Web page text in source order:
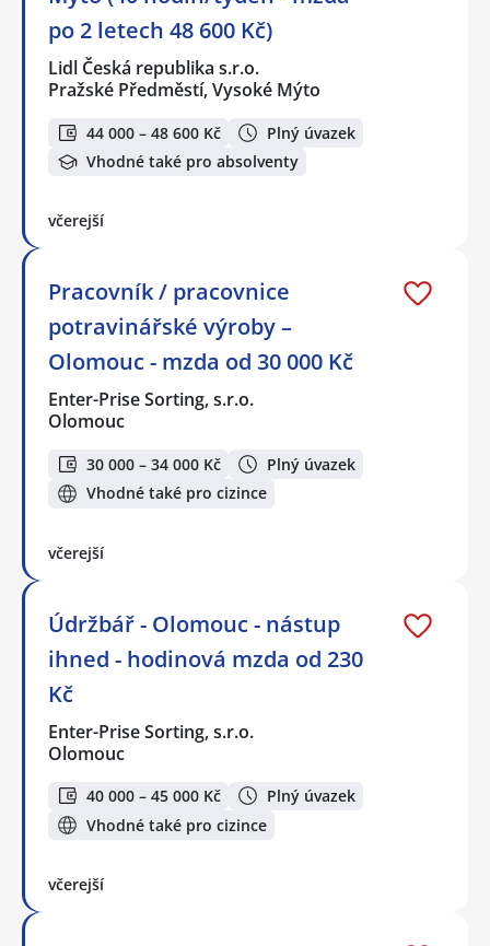
po 2 letech 48 600 Kč)
Lidl Česká republika s.r.o.
Pražské Předměstí, Vysoké Mýto
44 000 – 48 600 Kč
Plný úvazek
Vhodné také pro absolventy
včerejší
Pracovník / pracovnice
potravinářské výroby –
Olomouc - mzda od 30 000 Kč
Enter-Prise Sorting, s.r.o.
Olomouc
30 000 – 34 000 Kč
Plný úvazek
Vhodné také pro cizince
včerejší
Údržbář - Olomouc - nástup
ihned - hodinová mzda od 230
Kč
Enter-Prise Sorting, s.r.o.
Olomouc
40 000 – 45 000 Kč
Plný úvazek
Vhodné také pro cizince
včerejší